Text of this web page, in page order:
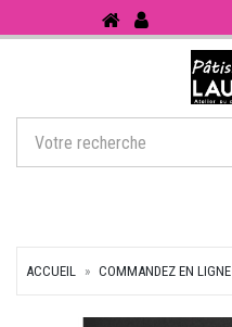
ACCUEIL COMMANDEZ EN LIGNE